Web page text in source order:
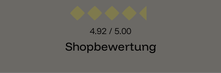
4.92 / 5.00
Shopbewertung